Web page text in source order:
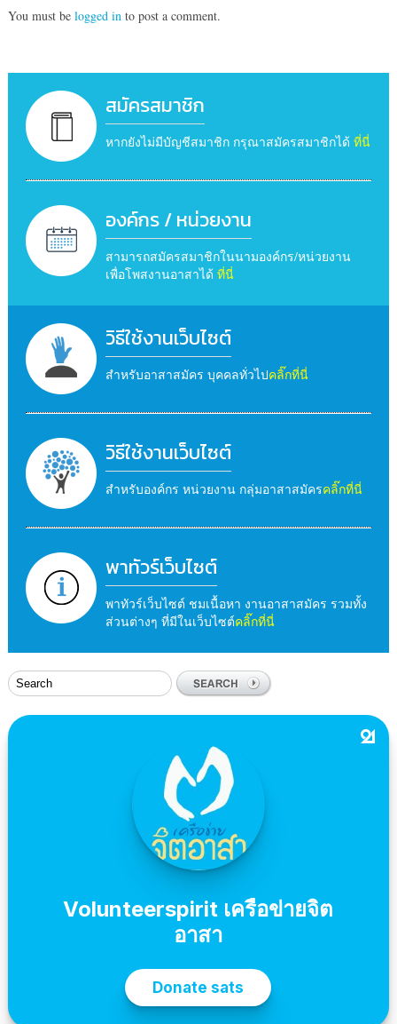
You must be logged into post a comment.
สมัครสมาชิก
หากยังไม่มีบัญชีสมาชิก กรุณาสมัครสมาชิกได้ ที่นี่
องค์กร / หน่วยงาน
สามารถสมัครสมาชิกในนามองค์กร/หน่วยงาน
เพื่อโพสงานอาสาได้ ที่นี่
วิธีใช้งานเว็บไซต์
สำหรับอาสาสมัคร บุคคลทั่วไปคลิ๊กที่นี่
วิธีใช้งานเว็บไซต์
สำหรับองค์กร หน่วยงาน กลุ่มอาสาสมัครคลิ๊กที่นี่
พาทัวร์เว็บไซต์
พาทัวร์เว็บไซต์ ชมเนื้อหา งานอาสาสมัคร รวมทั้ง
ส่วนต่างๆ ที่มีในเว็บไซต์คลิ๊กที่นี่